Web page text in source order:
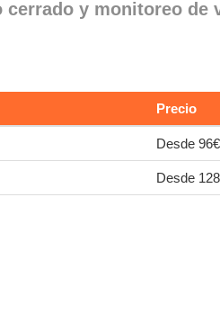
cerrado y monitoreo de
Precio
Desde 96€
Desde